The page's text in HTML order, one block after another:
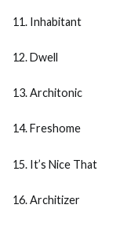
Inhabitant
Dwell
Architonic
Freshome
It’s Nice That
Architizer